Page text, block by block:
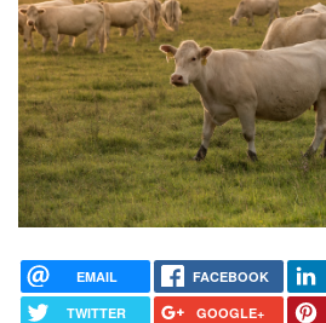
EMAIL FACEBOOK
TWITTER GOOGLE+